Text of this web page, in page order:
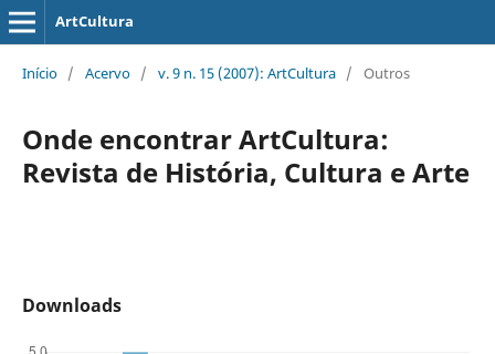
ArtCultura
Início / Acervo / v. 9 n. 15 (2007): ArtCultura / Outros
Onde encontrar ArtCultura:
Revista de História, Cultura e Arte
Downloads